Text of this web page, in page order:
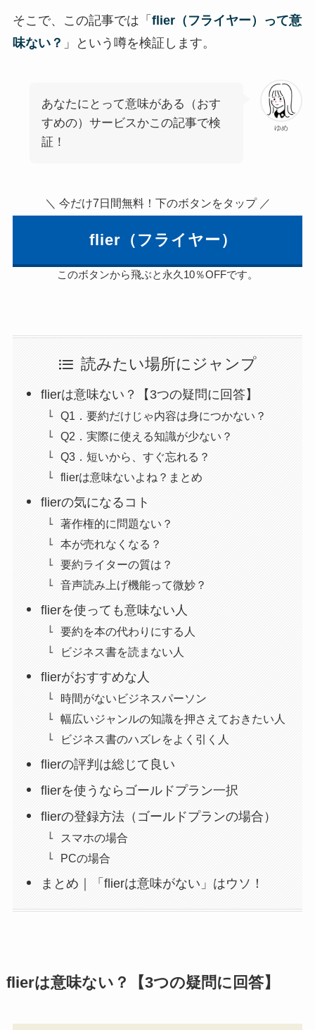
そこで、この記事では「 flier（フライヤー）って意
味ない？ 」という噂を検証します。
ゆめ
あなたにとって意味がある（おす
すめの）サービスかこの記事で検
証！
＼ 今だけ7日間無料！下のボタンをタップ ／
flier（フライヤー）
このボタンから飛ぶと永久10％OFFです。
読みたい場所にジャンプ
flierは意味ない？【3つの疑問に回答】
Q1．要約だけじゃ内容は身につかない？
Q2．実際に使える知識が少ない？
Q3．短いから、すぐ忘れる？
flierは意味ないよね？まとめ
flierの気になるコト
著作権的に問題ない？
本が売れなくなる？
要約ライターの質は？
音声読み上げ機能って微妙？
flierを使っても意味ない人
要約を本の代わりにする人
ビジネス書を読まない人
flierがおすすめな人
時間がないビジネスパーソン
幅広いジャンルの知識を押さえておきたい人
ビジネス書のハズレをよく引く人
flierの評判は総じて良い
flierを使うならゴールドプラン一択
flierの登録方法（ゴールドプランの場合）
スマホの場合
PCの場合
まとめ｜「flierは意味がない」はウソ！
flierは意味ない？【3つの疑問に回答】